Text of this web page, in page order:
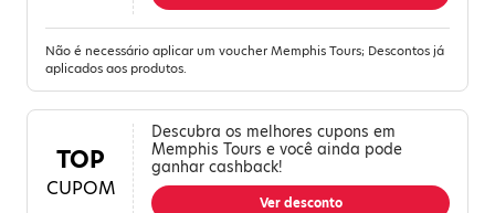
Não é necessário aplicar um voucher Memphis Tours; Descontos já
aplicados aos produtos.
TOP
CUPOM
Descubra os melhores cupons em
Memphis Tours e você ainda pode
ganhar cashback!
Ver desconto